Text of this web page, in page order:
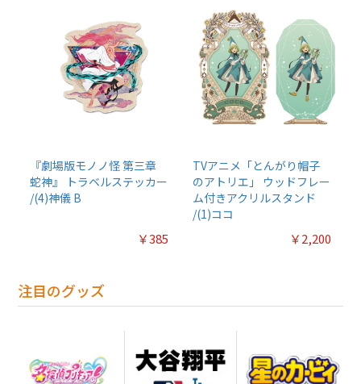
『劇場版モノノ怪 第三章
蛇神』 トラベルステッカー
/(4)神儀 B
￥385
TVアニメ「とんがり帽子
のアトリエ」 ウッドフレー
ム付きアクリルスタンド
/(1)ココ
￥2,200
注目のグッズ